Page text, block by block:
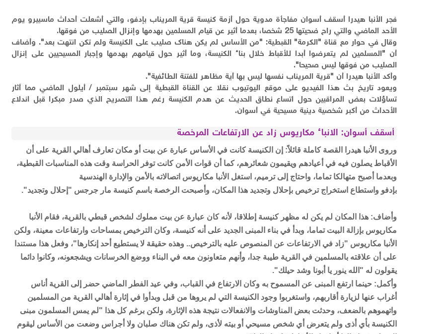
فجر الأنبا هيدرا أسقف أسوان مفاجأة مدوية حول أزمة كنيسة قرية المريناب بإدفو، والتي أشعلت أحداث ماسبيرو يوم
الأحد الماضي والتي راح ضحيتها 25 شخصا، بعدما أثير عن قيام المسلمين بهدمها وإنزال الصليب من فوقها.
وقال في حوار مع قناة "الكرمة" القبطية: "من الأساس لم يكن هناك صليب على الكنيسة ولم تكن انتهت بعد". وأضاف
أن "المسلمين لم يتعرضوا أبدا للأقباط خلال بناء الكنيسة، وما أثير حول قيامهم بهدمها وإجبار المسيحيين على إنزال
الصليب من فوقها ليس صحيحا".
وأكد الأنبا هيدرا أن "قرية المريناب نفسها ليس بها أية مظاهر للفتنة الطائفية".
ويعود تاريخ بث هذا الفيديو على موقع اليوتيوب نقلا عن القناة القبطية إلى شهر سبتمبر / أيلول الماضي مما أثار
تساؤلات بعض المراقبين حول اتساع نطاق الحديث عن هدم الكنيسة رغم هذا التصريح الذي صدر مبكرا قبل اندلاع
الأحداث من أكبر شخصية دينية مسيحية في أسوان.
أسقف أسوان: الانباء مكاريوس زاد عن الارتفاعات المرخصة
وروى الأنبا هيدرا القصة كاملة قائلاً: إن الكنيسة كانت في الأساس عبارة عن بيت أو مكان تعارف أهالي القرية على أن
الأقباط يصلون فيه في أعيادهم ويقيمون شعائرهم، كما أن قوات الأمن كانت توفر الحراسة وقت هذه المناسبات القبطية،
وبعدما أصبح متهالكا تماما، واحتاج إلى ترميم، استغل الأنبا مكاريوس اتصالاته بالأمن والإدارة الهندسية
بإدفو واستطاع استخراج ترخيص بإحلال وتجديد هذا المكان، وأصبحت الرخصة باسم كنيسة مار جرجس "إحلال وتجديد".
وأضاف: هذا المكان لم يكن له مظهر كنيسة إطلاقا، لأنه كان عبارة عن بيت مملوك لشخص قبطي بالقرية، فقام الأنبا
مكاريوس بإزالة البيت تماما، وبدأ في بناء المبنى الجديد على أنه كنيسة، وكان الترخيص بمساحات وارتفاعات معينة، ولكن
الأنبا مكاريوس "زاد في الارتفاعات عن المنصوص عليه بالترخيص.. وهذه حقيقة لا يستطيع أحد إنكارها"، وفعل هذا مستندا
على أن علاقته بالمسلمين في القرية طيبة جدا، وأنهم متعاونون معه في البناء ووضع الخرسانات ويشجعونه، وكانوا دائما
يقولون له "الله ينور يا أبونا وشد حيلك".
وأكمل: حينما ارتفع المبنى عن المسموح به وكان الارتفاع في القباب، وفي عيد الفطر الماضي حضر إلى القرية أناس
أغراب عنها لزيارة أقاربهم، واستغربوا وجود الكنيسة التي لم يروها من قبل وبدأوا في إثارة أهالي القرية من المسلمين
واتهموهم بالضعف، وحدثت بعض المناوشات والانفعالات نتيجة هذه الإثارة، ولكن برغم كل هذا "لم يمس المسلمون مبنى
الكنيسة بأي أذى ولم يتعرض أي شخص مسيحي أو بيته لأذى، ولم تكن هناك صلبان ولا أجراس وضعت من الأساس ليقوم